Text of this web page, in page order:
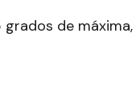
de máxima,